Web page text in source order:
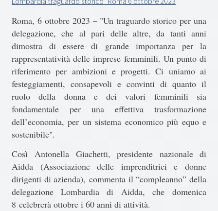
Roma, 6 ottobre 2023 – "Un traguardo storico per una
delegazione, che al pari delle altre, da tanti anni
dimostra di essere di grande importanza per la
rappresentatività delle imprese femminili. Un punto di
riferimento per ambizioni e progetti. Ci uniamo ai
festeggiamenti, consapevoli e convinti di quanto il
ruolo della donna e dei valori femminili sia
fondamentale per una effettiva trasformazione
dell’economia, per un sistema economico più equo e
sostenibile".
CosìAntonella Giachetti, presidente nazionale di
Aidda (Associazione delle imprenditrici e donne
dirigenti di azienda), commenta il “compleanno” della
delegazione Lombardia di Aidda, che domenica
8 celebrerà ottobre i 60 anni di attività.